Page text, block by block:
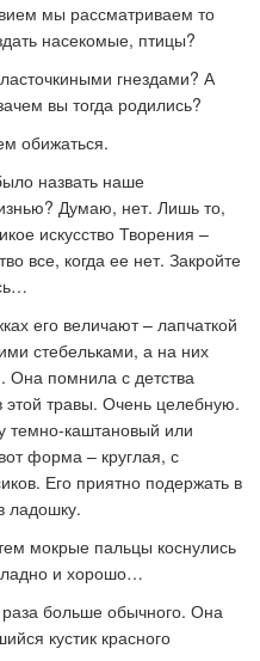
мы рассматриваем то
насекомые, птицы?
гнездами? А
вы тогда родились?
обижаться.
назвать наше
Думаю, нет. Лишь то,
искусство Творения –
все, когда ее нет. Закройте
его величают – лапчаткой
стебельками, а на них
Она помнила с детства
этой травы. Очень целебную.
темно-каштановый или
форма – круглая, с
Его приятно подержать в
ладошку.
мокрые пальцы коснулись
и хорошо…
больше обычного. Она
кустик красного